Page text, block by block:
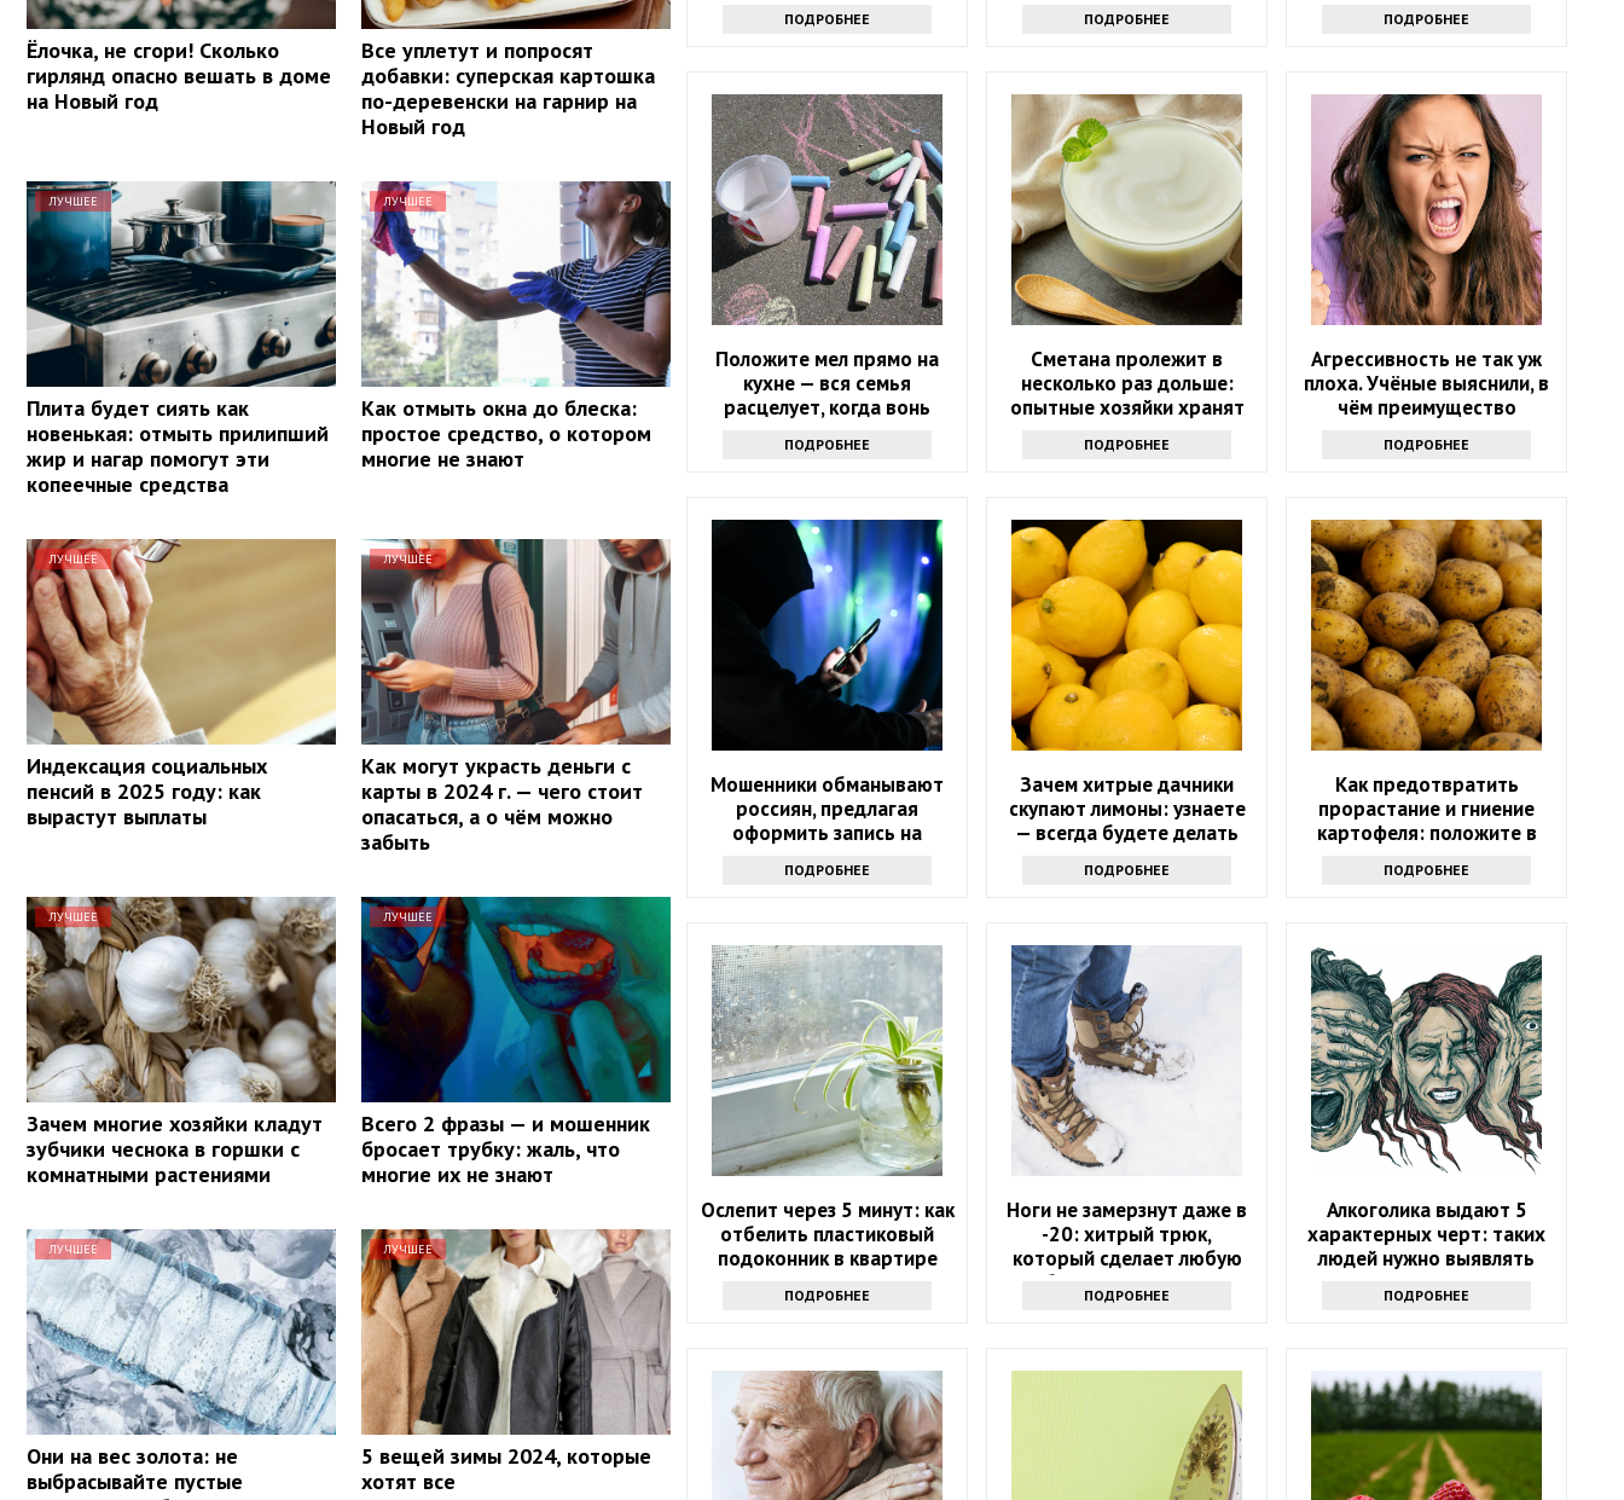
Ёлочка, не сгори! Сколько
гирлянд опасно вешать в доме
на Новый год
Все уплетут и попросят
добавки: суперская картошка
по-деревенски на гарнир на
Новый год
ЛУЧШЕЕ
Плита будет сиять как
новенькая: отмыть прилипший
жир и нагар помогут эти
копеечные средства
ЛУЧШЕЕ
Как отмыть окна до блеска:
простое средство, о котором
многие не знают
ЛУЧШЕЕ
Индексация социальных
пенсий в 2025 году: как
вырастут выплаты
ЛУЧШЕЕ
Как могут украсть деньги с
карты в 2024 г. — чего стоит
опасаться, а о чём можно
забыть
ЛУЧШЕЕ
Зачем многие хозяйки кладут
зубчики чеснока в горшки с
комнатными растениями
ЛУЧШЕЕ
Всего 2 фразы — и мошенник
бросает трубку: жаль, что
многие их не знают
ЛУЧШЕЕ
Они на вес золота: не
выбрасывайте пустые
ЛУЧШЕЕ
5 вещей зимы 2024, которые
хотят все
ПОДРОБНЕЕ ПОДРОБНЕЕ ПОДРОБНЕЕ
Положите мел прямо на
кухне — вся семья
расцелует, когда вонь
ПОДРОБНЕЕ
Сметана пролежит в
несколько раз дольше:
опытные хозяйки хранят
ПОДРОБНЕЕ
Агрессивность не так уж
плоха. Учёные выяснили, в
чём преимущество
ПОДРОБНЕЕ
Мошенники обманывают
россиян, предлагая
оформить запись на
ПОДРОБНЕЕ
Зачем хитрые дачники
скупают лимоны: узнаете
— всегда будете делать
ПОДРОБНЕЕ
Как предотвратить
прорастание и гниение
картофеля: положите в
листиков
ПОДРОБНЕЕ
Ослепит через 5 минут: как
отбелить пластиковый
подоконник в квартире
ПОДРОБНЕЕ
Ноги не замерзнут даже в
-20: хитрый трюк,
который сделает любую
обувь в разы теплее
ПОДРОБНЕЕ
Алкоголика выдают 5
характерных черт: таких
людей нужно выявлять
ПОДРОБНЕЕ